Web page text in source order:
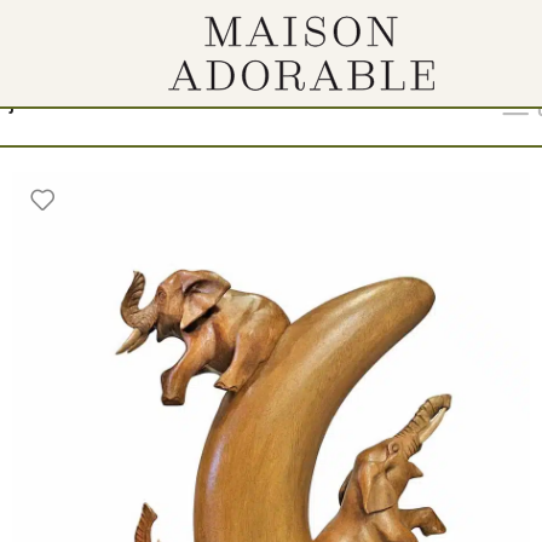
Show 9 12 18 24